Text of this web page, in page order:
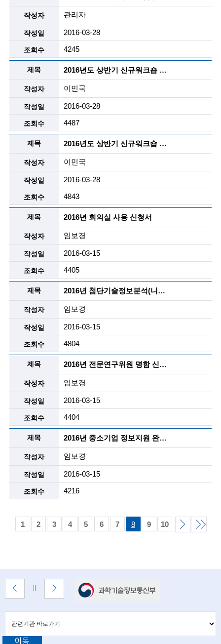
n
t
i
s
t
s
a
n
d
e
n
g
i
n
e
e
r
s
f
o
r
a
d
v
a
n
c
e
m
n
f
h
관리자
2016-03-28
4245
2016년도 상반기 신규워크숍 자료집(하)
이민국
2016-03-28
4487
2016년도 상반기 신규워크숍 자료집(상)
이민국
2016-03-28
4843
2016년 회의실 사용 신청서
임보경
2016-03-15
4405
2016년 첨단기술정보분석(니즈정보) 보고서 양식
임보경
2016-03-15
4804
2016년 전문연구위원 명함 신청서 (유료)
임보경
2016-03-15
4404
2016년 중소기업 정보지원 완료확인서 양식
임보경
2016-03-15
4216
1 2 3 4 5 6 7 8 9 10
배
너
존
전
너
보
너
지
음
너
보
련
이동